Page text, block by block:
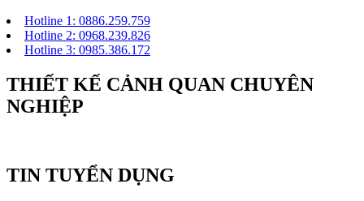
Hotline 1: 0886.259.759
Hotline 2: 0968.239.826
Hotline 3: 0985.386.172
THIẾT KẾ CẢNH QUAN CHUYÊN
NGHIỆP
TIN TUYỂN DỤNG